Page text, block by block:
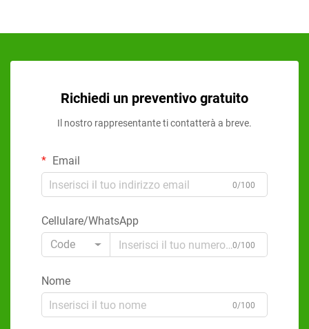
Richiedi un preventivo gratuito
Il nostro rappresentante ti contatterà a breve.
Email
0/100
Cellulare/WhatsApp
Code
0/100
Nome
0/100